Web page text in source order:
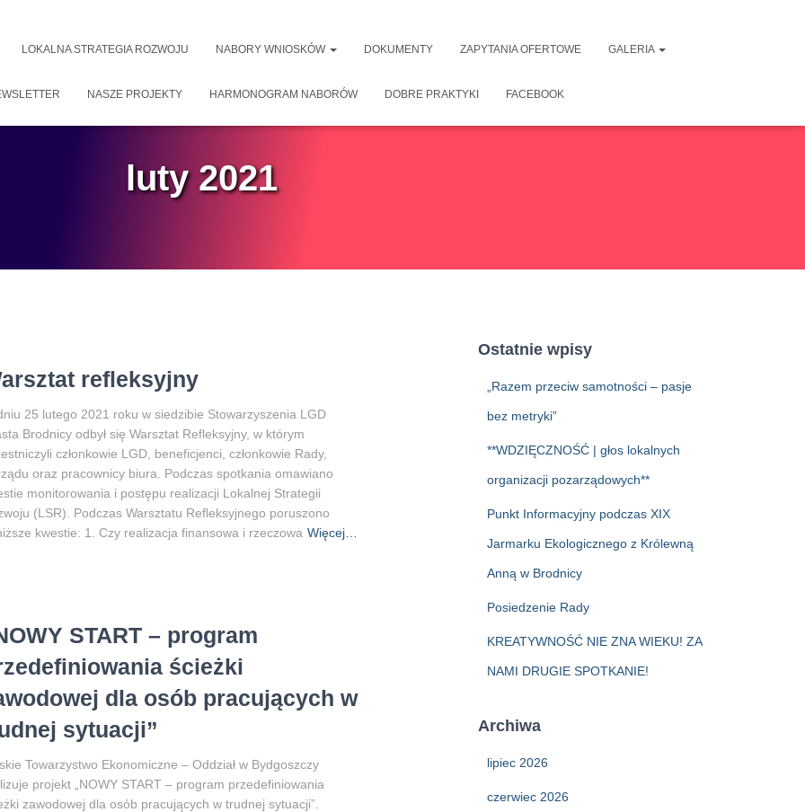
LOKALNA STRATEGIA ROZWOJU NABORY WNIOSKÓW DOKUMENTY ZAPYTANIA OFERTOWE GALERIA
NASZE PROJEKTY HARMONOGRAM NABORÓW DOBRE PRAKTYKI FACEBOOK
luty 2021
refleksyjny
25 lutego 2021 roku w siedzibie Stowarzyszenia LGD
Brodnicy odbył się Warsztat Refleksyjny, w którym
członkowie LGD, beneficjenci, członkowie Rady,
oraz pracownicy biura. Podczas spotkania omawiano
monitorowania i postępu realizacji Lokalnej Strategii
(LSR). Podczas Warsztatu Refleksyjnego poruszono
kwestie: 1. Czy realizacja finansowa i rzeczowa Więcej…
START – program
ścieżki
dla osób pracujących w
sytuacji”
Towarzystwo Ekonomiczne – Oddział w Bydgoszczy
projekt „NOWY START – program przedefiniowania
zawodowej dla osób pracujących w trudnej sytuacji”.
Ostatnie wpisy
„Razem przeciw samotności – pasje
bez metryki”
**WDZIĘCZNOŚĆ | głos lokalnych
organizacji pozarządowych**
Punkt Informacyjny podczas XIX
Jarmarku Ekologicznego z Królewną
Anną w Brodnicy
Posiedzenie Rady
KREATYWNOŚĆ NIE ZNA WIEKU! ZA
NAMI DRUGIE SPOTKANIE!
Archiwa
lipiec 2026
czerwiec 2026